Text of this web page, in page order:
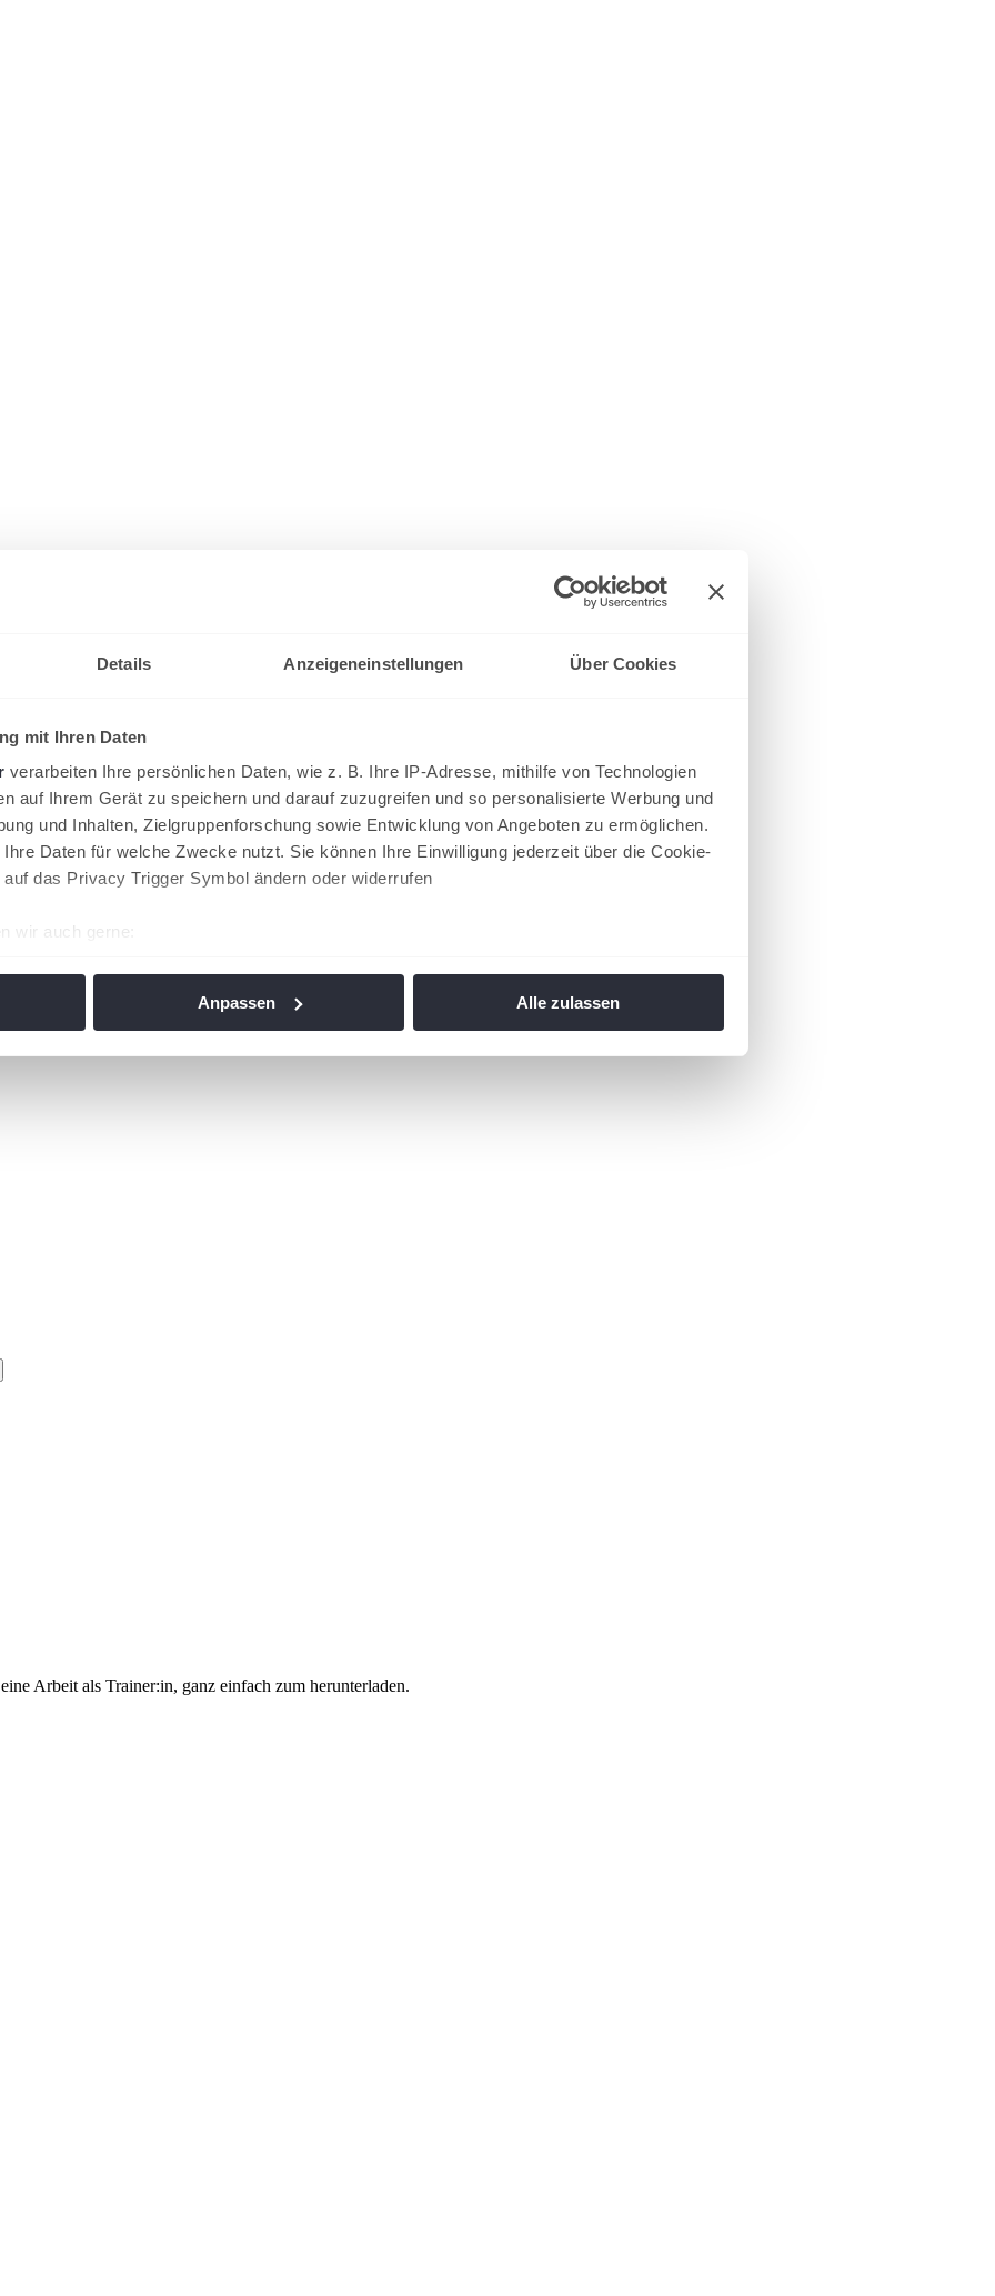
Details Anzeigeneinstellungen Über Cookies
mit Ihren Daten
verarbeiten Ihre persönlichen Daten, wie z. B. Ihre IP-Adresse, mithilfe von Technologien
auf Ihrem Gerät zu speichern und darauf zuzugreifen und so personalisierte Werbung und
und Inhalten, Zielgruppenforschung sowie Entwicklung von Angeboten zu ermöglichen.
Daten für welche Zwecke nutzt. Sie können Ihre Einwilligung jederzeit über die Cookie-
das Privacy Trigger Symbol ändern oder widerrufen
wir auch gerne:
Anpassen Alle zulassen
Arbeit als Trainer:in, ganz einfach zum herunterladen.